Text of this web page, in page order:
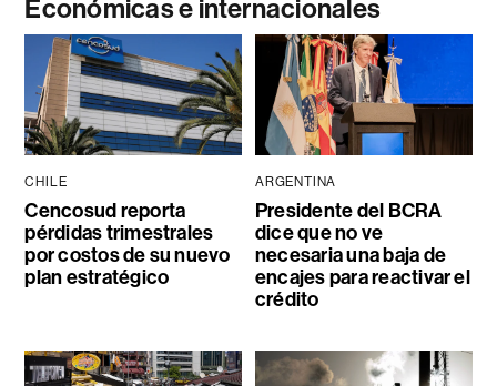
Económicas e internacionales
CHILE
Cencosud reporta
pérdidas trimestrales
por costos de su nuevo
plan estratégico
ARGENTINA
Presidente del BCRA
dice que no ve
necesaria una baja de
encajes para reactivar el
crédito